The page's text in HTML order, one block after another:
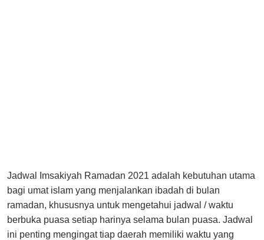
Jadwal Imsakiyah Ramadan 2021 adalah kebutuhan utama
bagi umat islam yang menjalankan ibadah di bulan
ramadan, khususnya untuk mengetahui jadwal / waktu
berbuka puasa setiap harinya selama bulan puasa. Jadwal
ini penting mengingat tiap daerah memiliki waktu yang